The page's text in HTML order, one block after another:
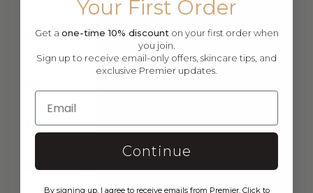
Man (USD
$)
(USD $)
Italy (USD
$)
(USD $)
Your First Order
Get a one-time 10% discount on your first order when
you join.
Sign up to receive email-only offers, skincare tips, and
exclusive Premier updates.
Continue
By signing up, I agree to receive emails from Premier. Click to